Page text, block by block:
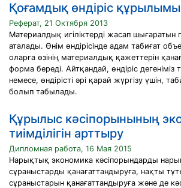
Қоғамдық өндіріс құрылымы
Реферат, 21 Октября 2013
Материалдық игіліктерді жасап шығаратын
аталады. Өнім өндірісінде адам табиғат
оларға өзінің материалдық қажеттерін
форма береді. Айтқандай, өндіріс дегеніміз
немесе, өндірісті әрі қарай жүргізу үшін,
болып табылады.
Құрылыс кәсіпорынының
тиімділігін арттыру
Дипломная работа, 16 Мая 2015
Нарықтық экономика кәсіпорындарды
сұраныстарды қанағаттандыруға, нақты
сұраныстарын қанағаттандыруға және де